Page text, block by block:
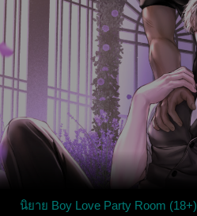
นิยาย Boy Love Party Room (18+)